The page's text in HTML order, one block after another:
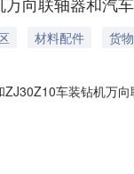
材料配件
货物
车装钻机万